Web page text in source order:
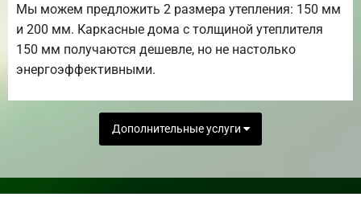
Мы можем предложить 2 размера утепления: 150 мм
и 200 мм. Каркасные дома с толщиной утеплителя
150 мм получаются дешевле, но не настолько
энергоэффективными.
Дополнительные услуги